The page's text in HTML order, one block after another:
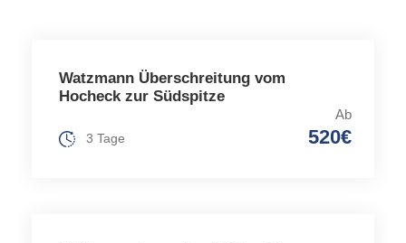
Watzmann Überschreitung vom
Hocheck zur Südspitze
Ab
520€
3 Tage